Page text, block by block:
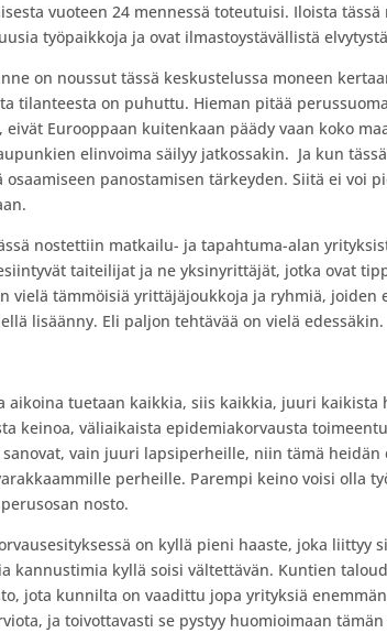
vuoteen 24 mennessä toteutuisi. Iloista
työpaikkoja ja ovat ilmastoystävällistä
on noussut tässä keskustelussa moneen
tilanteesta on puhuttu. Hieman pitää
eivät Eurooppaan kuitenkaan päädy vaan koko
elinvoima säilyy jatkossakin. Ja kun
panostamisen tärkeyden. Siitä ei voi
nostettiin matkailu- ja tapahtuma-alan
taiteilijat ja ne yksinyrittäjät, jotka ovat
vielä tämmöisiä yrittäjäjoukkoja ja ryhmiä, joiden
lisäänny. Eli paljon tehtävää on vielä edessäkin.
aikoina tuetaan kaikkia, siis kaikkia, juuri kaikista
keinoa, väliaikaista epidemiakorvausta
vain juuri lapsiperheille, niin tämä heidän
perheille. Parempi keino voisi olla
nosto.
on kyllä pieni haaste, joka liittyy
kannustimia kyllä soisi vältettävän. Kuntien
jota kunnilta on vaadittu jopa yrityksiä
ja toivottavasti se pystyy huomioimaan